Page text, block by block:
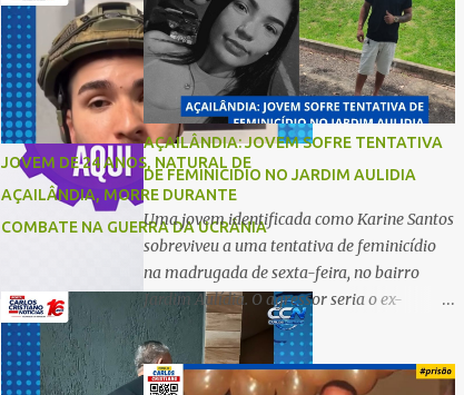
JOVEM DE 24 ANOS, NATURAL DE
AÇAILÂNDIA, MORRE DURANTE
COMBATE NA GUERRA DA UCRÂNIA
AÇAILÂNDIA: JOVEM SOFRE TENTATIVA
DE FEMINICIDIO NO JARDIM AULIDIA
Uma jovem identificada como Karine Santos
sobreviveu a uma tentativa de feminicídio
na madrugada de sexta-feira, no bairro
Jardim Aulídia. O agressor seria o ex-
companheiro, com quem manteve um
relacionamento de quase três anos e com
quem tem uma filha. Segundo Karine,